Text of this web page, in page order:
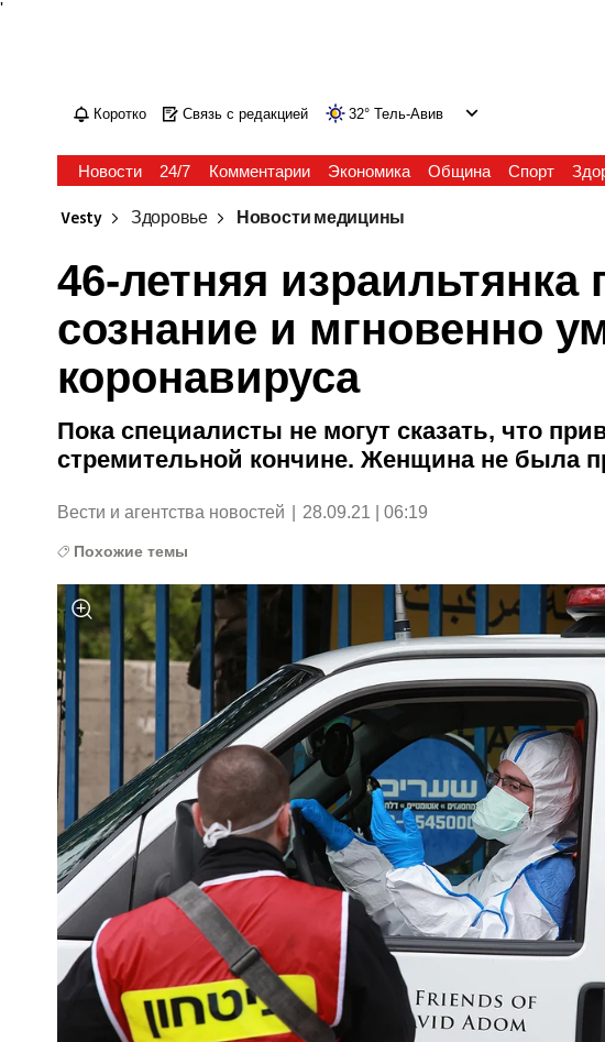
'
Коротко Связь с редакцией 32° Тель-Авив
Новости 24/7 Комментарии Экономика Община Спорт
Vesty Здоровье Новости медицины
46-летняя израильтянка
сознание и мгновенно
коронавируса
Пока специалисты не могут сказать, что
стремительной кончине. Женщина не была
Вести и агентства новостей 28.09.21 | 06:19
Похожие темы